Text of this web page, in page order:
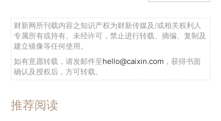
财新网所刊载内容之知识产权为财新传媒及/或相关权利人
专属所有或持有。未经许可，禁止进行转载、摘编、复制及
建立镜像等任何使用。
如有意愿转载，请发邮件至hello@caixin.com ，获得书面
确认及授权后，方可转载。
推荐阅读